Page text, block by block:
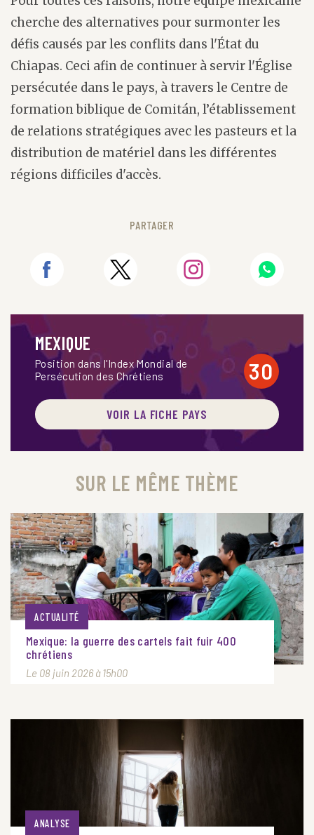
cherche des alternatives pour surmonter les
défis causés par les conflits dans l'État du
Chiapas. Ceci afin de continuer à servir l'Église
persécutée dans le pays, à travers le Centre de
formation biblique de Comitán, l’établissement
de relations stratégiques avec les pasteurs et la
distribution de matériel dans les différentes
régions difficiles d'accès.
PARTAGER
MEXIQUE
Position dans l'Index Mondial de
Persécution des Chrétiens
30
VOIR LA FICHE PAYS
SUR LE MÊME THÈME
ACTUALITÉ
Mexique: la guerre des cartels fait fuir 400
chrétiens
Le 08 juin 2026 à 15h00
ANALYSE